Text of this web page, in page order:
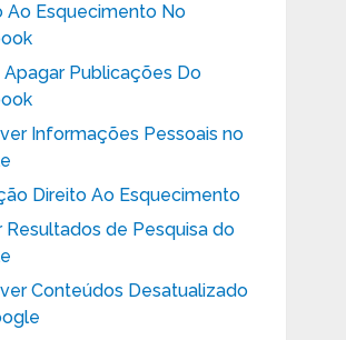
Ao Esquecimento No
Publicações Do
Informações Pessoais no
Direito Ao Esquecimento
Resultados de Pesquisa do
Conteúdos Desatualizado